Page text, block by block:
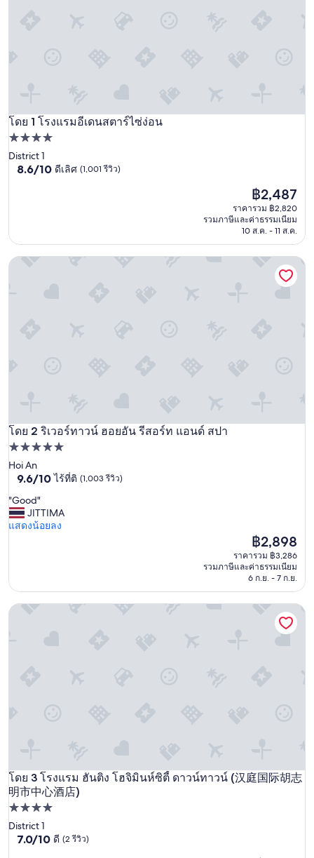
โดย 1 โรงแรมอีเดนสตาร์ไซ่ง่อน
โรงแรมอีเดนสตาร์ไซ่ง่อน
ที่พัก
4.0
ดาว
District 1
8.6
รีวิว)
8.6/10 ดีเลิศ (1,001 รีวิว)
ราคา
ปัจจุบัน
คือ
฿2,487
฿2,487
ราคารวม ฿2,820
รวมภาษีและค่าธรรมเนียม
10 ส.ค. - 11 ส.ค.
โดย 2 ริเวอร์ทาวน์ ฮอยอัน รีสอร์ท แอนด์ สปา
ริเวอร์ทาวน์ ฮอยอัน รีสอร์ท แอนด์ สปา
ที่พัก
5.0
ดาว
Hoi An
9.6
10,
ไร้
ที่
9.6/10 ไร้ที่ติ (1,003 รีวิว)
"
G
o
"Good"
JITTIMA
แสดงน้อยลง
ราคา
ปัจจุบัน
คือ
฿2,898
฿2,898
ราคารวม ฿3,286
รวมภาษีและค่าธรรมเนียม
6 ก.ย. - 7 ก.ย.
ริเวอร์ทาวน์ ฮอยอัน รีสอร์ท แอนด์ สปา
โดย 3 โรงแรม ฮันติง โฮจิมินห์ซิตี้ ดาวน์ทาวน์ (汉庭国际胡志
明市中心酒店)
โรงแรม ฮันติง โฮจิมินห์ซิตี้ ดาวน์ทาวน์ (汉庭国际胡志明市中
ที่พัก
4.0
ดาว
District 1
7.0
7.0/10 ดี (2 รีวิว)
โรงแรม ฮันติง โฮจิมินห์ซิตี้ ดาวน์ทาวน์ (汉庭国际胡志明市中